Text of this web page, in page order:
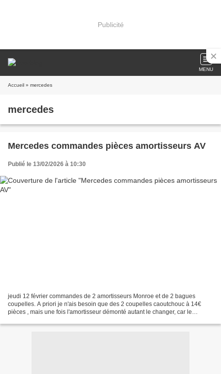
Publicité
MENU
Accueil » mercedes
mercedes
Mercedes commandes pièces amortisseurs AV
Publié le 13/02/2026 à 10:30
jeudi 12 février commandes de 2 amortisseurs Monroe et de 2 bagues
coupelles. A priori je n'ais besoin que des 2 coupelles caoutchouc à 14€
pièces , mais une fois l'amortisseur démonté autant le changer, car le